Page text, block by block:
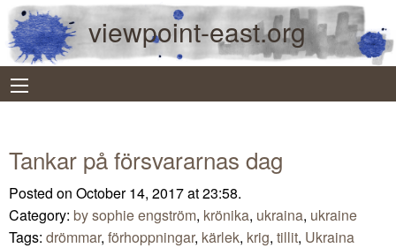
viewpoint-east.org
Tankar på försvararnas dag
Posted on October 14, 2017 at 23:58.
Category: by sophie engström, krönika, ukraina, ukraine
Tags: drömmar, förhoppningar, kärlek, krig, tillit, Ukraina